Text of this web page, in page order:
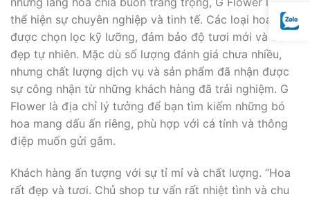
thể hiện sự chuyên nghiệp và tinh tế. Các loại hoa
được chọn lọc kỹ lưỡng, đảm bảo độ tươi mới và vẻ
đẹp tự nhiên. Mặc dù số lượng đánh giá chưa nhiều,
nhưng chất lượng dịch vụ và sản phẩm đã nhận được
sự công nhận từ những khách hàng đã trải nghiệm. G
Flower là địa chỉ lý tưởng để bạn tìm kiếm những bó
hoa mang dấu ấn riêng, phù hợp với cá tính và thông
điệp muốn gửi gắm.
Khách hàng ấn tượng với sự tỉ mỉ và chất lượng. “Hoa
rất đẹp và tươi. Chủ shop tư vấn rất nhiệt tình và chu